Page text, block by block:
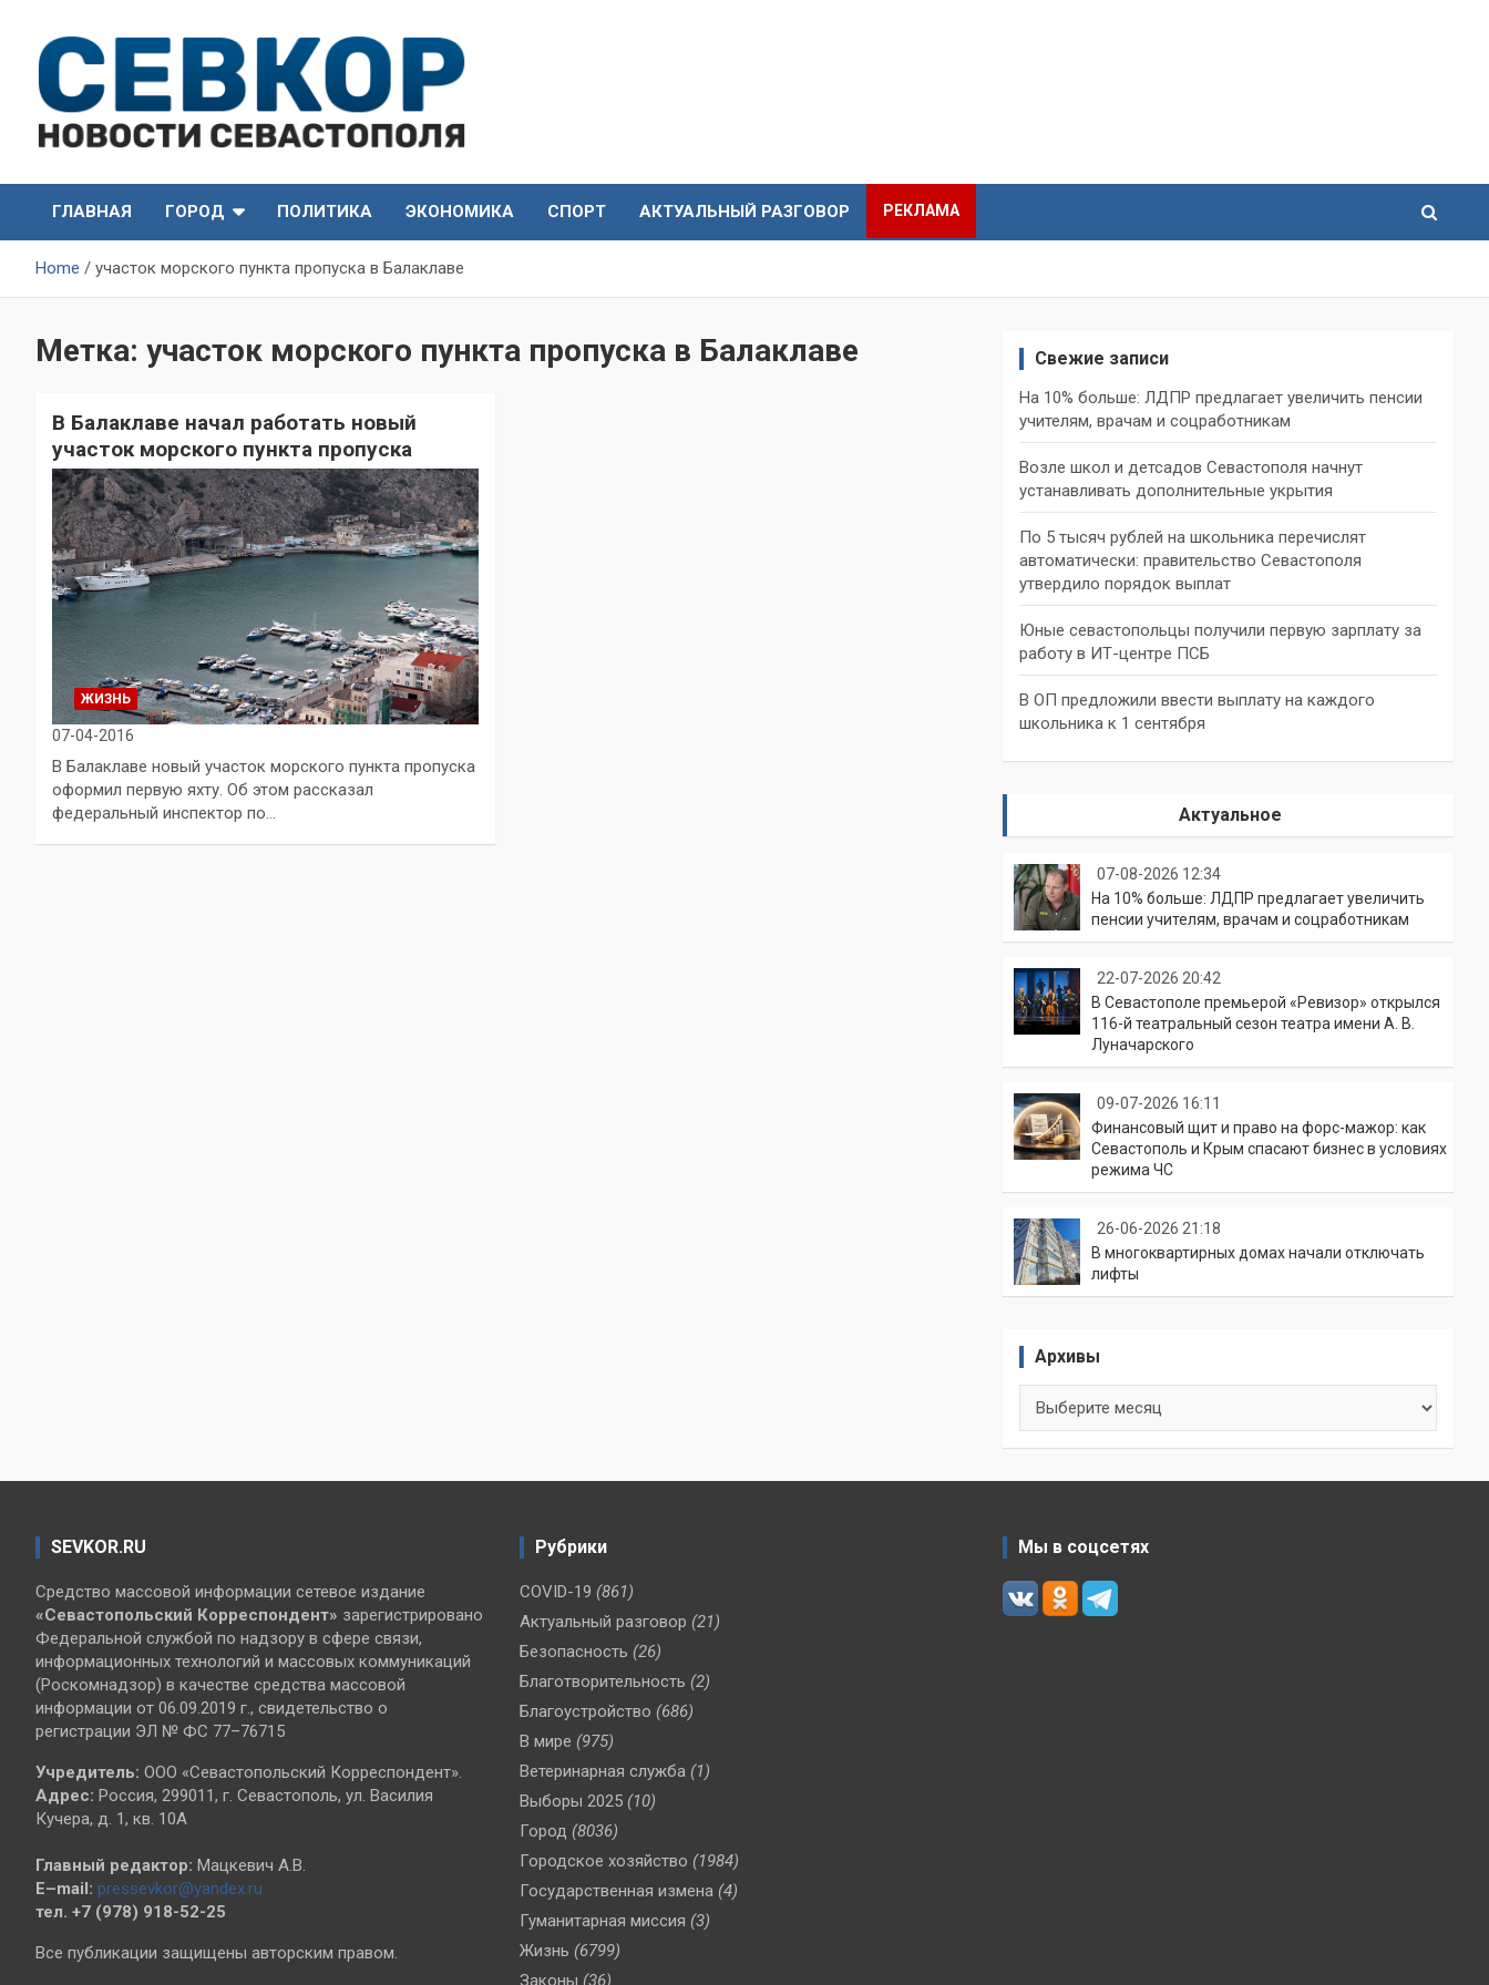
content
СевКор — Новости
Севастополя
Севастополя
ГЛАВНАЯ
ГОРОД ПОЛИТИКА ЭКОНОМИКА СПОРТ АКТУАЛЬНЫЙ РАЗГОВОР РЕКЛАМА
Home участок морского пункта пропуска в Балаклаве
Метка: участок морского пункта пропуска в Балаклаве
В Балаклаве начал работать новый
участок морского пункта пропуска
ЖИЗНЬ
07-04-2016
В Балаклаве новый участок морского пункта пропуска
оформил первую яхту. Об этом рассказал
федеральный инспектор по…
Свежие записи
На 10% больше: ЛДПР предлагает увеличить пенсии
учителям, врачам и соцработникам
Возле школ и детсадов Севастополя начнут
устанавливать дополнительные укрытия
По 5 тысяч рублей на школьника перечислят
автоматически: правительство Севастополя
утвердило порядок выплат
Юные севастопольцы получили первую зарплату за
работу в ИТ-центре ПСБ
В ОП предложили ввести выплату на каждого
школьника к 1 сентября
Актуальное
07-08-2026 12:34
На 10% больше: ЛДПР предлагает увеличить
пенсии учителям, врачам и соцработникам
22-07-2026 20:42
В Севастополе премьерой «Ревизор» открылся
116-й театральный сезон театра имени А. В.
Луначарского
09-07-2026 16:11
Финансовый щит и право на форс-мажор: как
Севастополь и Крым спасают бизнес в условиях
режима ЧС
26-06-2026 21:18
В многоквартирных домах начали отключать
лифты
Архивы
SEVKOR.RU
Средство массовой информации сетевое издание
«Севастопольский Корреспондент» зарегистрировано
Федеральной службой по надзору в сфере связи,
информационных технологий и массовых коммуникаций
(Роскомнадзор) в качестве средства массовой
информации от 06.09.2019 г., свидетельство о
регистрации ЭЛ № ФС 77–76715
Учредитель: ООО «Севастопольский Корреспондент».
Адрес: Россия, 299011, г. Севастополь, ул. Василия
Кучера, д. 1, кв. 10А
Главный редактор: Мацкевич А.В.
E–mail: pressevkor@yandex.ru
тел. +7 (978) 918-52-25
Все публикации защищены авторским правом.
Рубрики
COVID-19 (861)
Актуальный разговор (21)
Безопасность (26)
Благотворительность (2)
Благоустройство (686)
В мире (975)
Ветеринарная служба (1)
Выборы 2025 (10)
Город (8036)
Городское хозяйство (1984)
Государственная измена (4)
Гуманитарная миссия (3)
Жизнь (6799)
Законы (36)
Мы в соцсетях